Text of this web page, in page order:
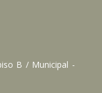
B / Municipal -